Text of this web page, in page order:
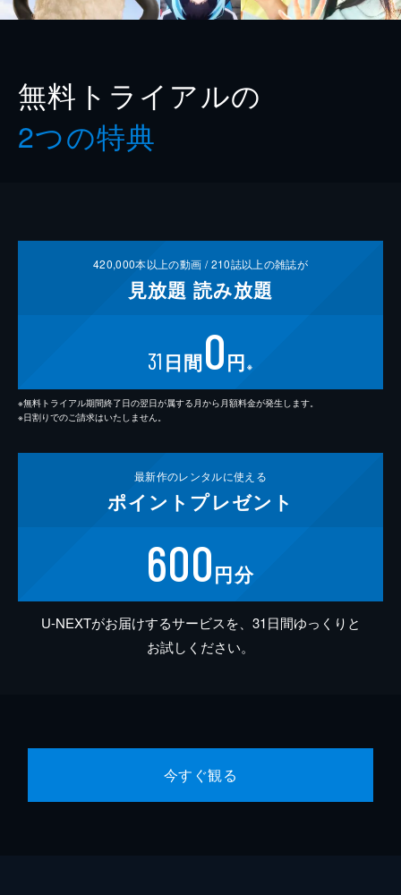
無料トライアルの
2つの特典
420,000本以上の動画 /210誌以上の雑誌が
見放題 読み放題
31 日間0円 ※
※無料トライアル期間終了日の翌日が属する月から月額料金が発生します。
※日割りでのご請求はいたしません。
最新作のレンタルに使える
ポイント プレゼント
600円分
U-NEXTがお届けするサービスを、31日間ゆっくりと
お試しください。
今すぐ観る